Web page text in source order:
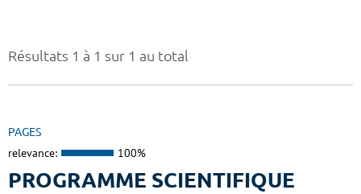
Résultats 1 à 1 sur 1 au total
PAGES
relevance: 100%
PROGRAMME SCIENTIFIQUE